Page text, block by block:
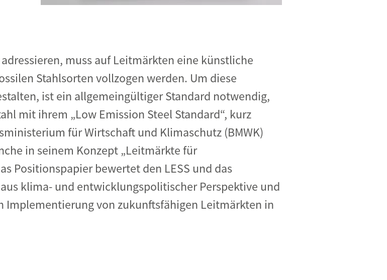
muss auf Leitmärkten eine künstliche
Stahlsorten vollzogen werden. Um diese
ist ein allgemeingültiger Standard notwendig,
mit ihrem „Low Emission Steel Standard“, kurz
für Wirtschaft und Klimaschutz (BMWK)
in seinem Konzept „Leitmärkte für
Positionspapier bewertet den LESS und das
klima- und entwicklungspolitischer Perspektive und
von zukunftsfähigen Leitmärkten in